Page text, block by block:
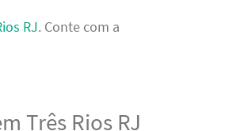
RJ. Conte com a
Três Rios RJ